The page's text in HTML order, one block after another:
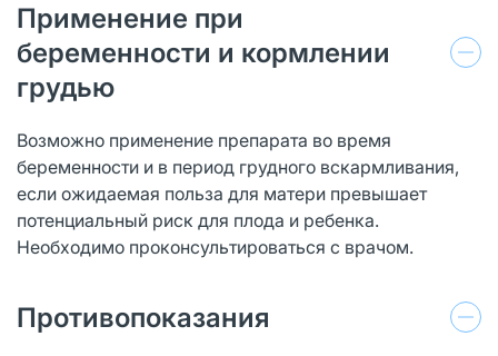
Применение при
беременности и кормлении
грудью
Возможно применение препарата во время
беременности и в период грудного вскармливания,
если ожидаемая польза для матери превышает
потенциальный риск для плода и ребенка.
Необходимо проконсультироваться с врачом.
Противопоказания